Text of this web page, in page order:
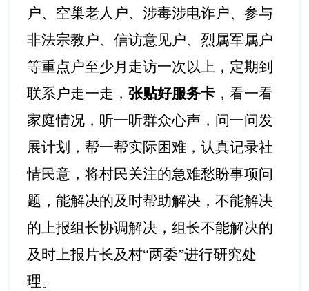
户、空巢老人户、涉毒涉电诈户、参与
非法宗教户、信访意见户、烈属军属户
等重点户至少月走访一次以上，定期到
联系户走一走， 张贴好服务卡 ，看一看
家庭情况，听一听群众心声，问一问发
展计划，帮一帮实际困难，认真记录社
情民意，将村民关注的急难愁盼事项问
题，能解决的及时帮助解决，不能解决
的上报组长协调解决，组长不能解决的
及时上报片长及村“两委”进行研究处
理。